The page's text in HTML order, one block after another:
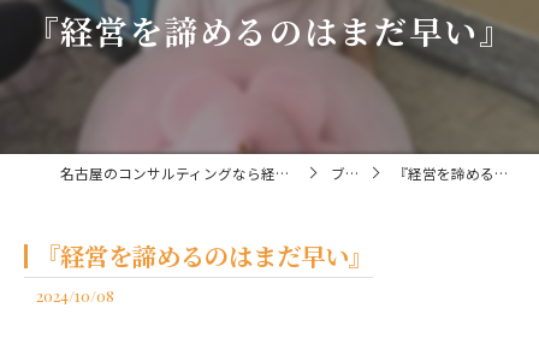
『経営を諦めるのはまだ早い』
名古屋のコンサルティングなら経営コンサルタント毛利京申 ブログ 『経営を諦めるのはまだ早い』
『経営を諦めるのはまだ早い』
2024/10/08